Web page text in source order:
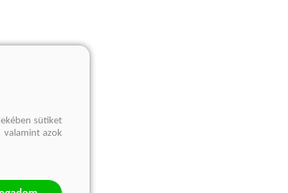
sütiket
valamint azok